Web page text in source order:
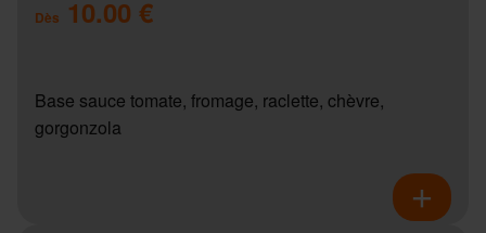
Dès 10.00 €
Base sauce tomate, fromage, raclette, chèvre,
gorgonzola